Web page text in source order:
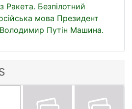
Ракета. Безпілотний
мова Президент
Володимир Путін Машина.